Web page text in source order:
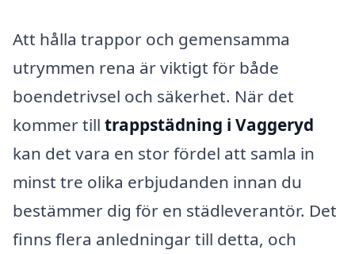
Att hålla trappor och gemensamma
utrymmen rena är viktigt för både
boendetrivsel och säkerhet. När det
kommer till trappstädning i Vaggeryd
kan det vara en stor fördel att samla in
minst tre olika erbjudanden innan du
bestämmer dig för en städleverantör. Det
finns flera anledningar till detta, och